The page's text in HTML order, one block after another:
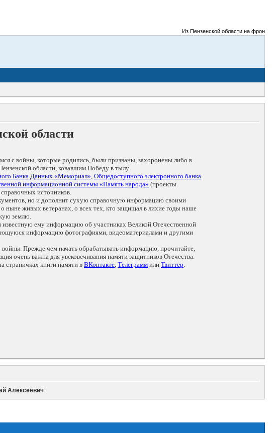
Из Пензенской области на фронты
области
с войны, которые родились, были призваны, захоронены либо в
области, ковавшим Победу в тылу.
Банка Данных «Мемориал», Общедоступного электронного банка
информационной системы «Память народа» (проекты
источников.
но и дополнит сухую справочную информацию своими
ныне живых ветеранах, о всех тех, кто защищал в лихие годы наше
землю.
ему информацию об участниках Великой Отечественной
информацию фотографиями, видеоматериалами и другими
войны. Прежде чем начать обрабатывать информацию, прочитайте,
очень важна для увековечивания памяти защитников Отечества.
книги памяти в ВКонтакте, Телеграмм или Твиттер.
Алексеевич